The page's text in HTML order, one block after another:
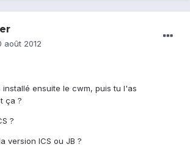
août 2012
ensuite le cwm, puis tu l'as
ça ?
?
version ICS ou JB ?